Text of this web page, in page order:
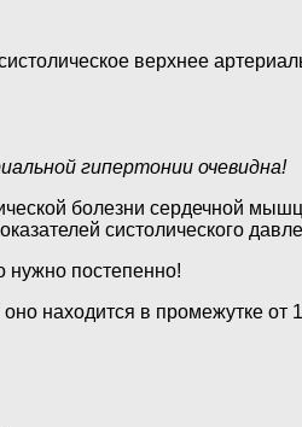
верхнее
гипертонии очевидна!
болезни сердечной
систолического
нужно постепенно!
находится в промежутке от